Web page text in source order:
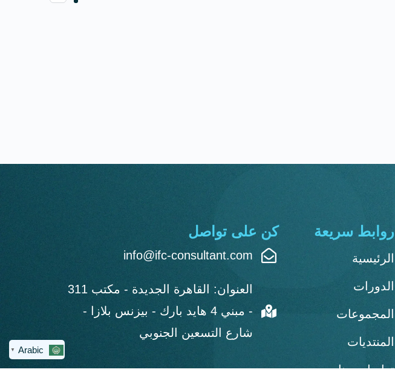
كن على تواصل
info@ifc-consultant.com
العنوان: القاهرة الجديدة - مكتب 311
- مبني 4 هايد بارك - بيزنس بلازا -
شارع التسعين الجنوبي
روابط سريعة
الرئيسية
الدورات
المجموعات
المنتديات
تواصل معنا
Arabic
▼